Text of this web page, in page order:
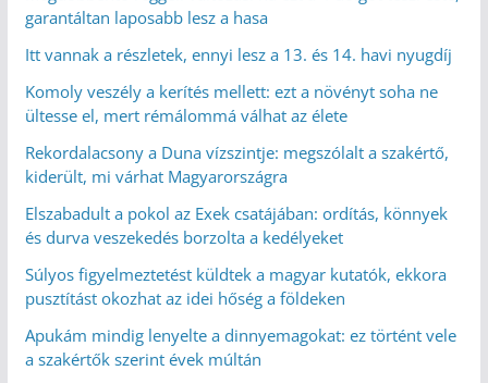
garantáltan laposabb lesz a hasa
Itt vannak a részletek, ennyi lesz a 13. és 14. havi nyugdíj
Komoly veszély a kerítés mellett: ezt a növényt soha ne
ültesse el, mert rémálommá válhat az élete
Rekordalacsony a Duna vízszintje: megszólalt a szakértő,
kiderült, mi várhat Magyarországra
Elszabadult a pokol az Exek csatájában: ordítás, könnyek
és durva veszekedés borzolta a kedélyeket
Súlyos figyelmeztetést küldtek a magyar kutatók, ekkora
pusztítást okozhat az idei hőség a földeken
Apukám mindig lenyelte a dinnyemagokat: ez történt vele
a szakértők szerint évek múltán